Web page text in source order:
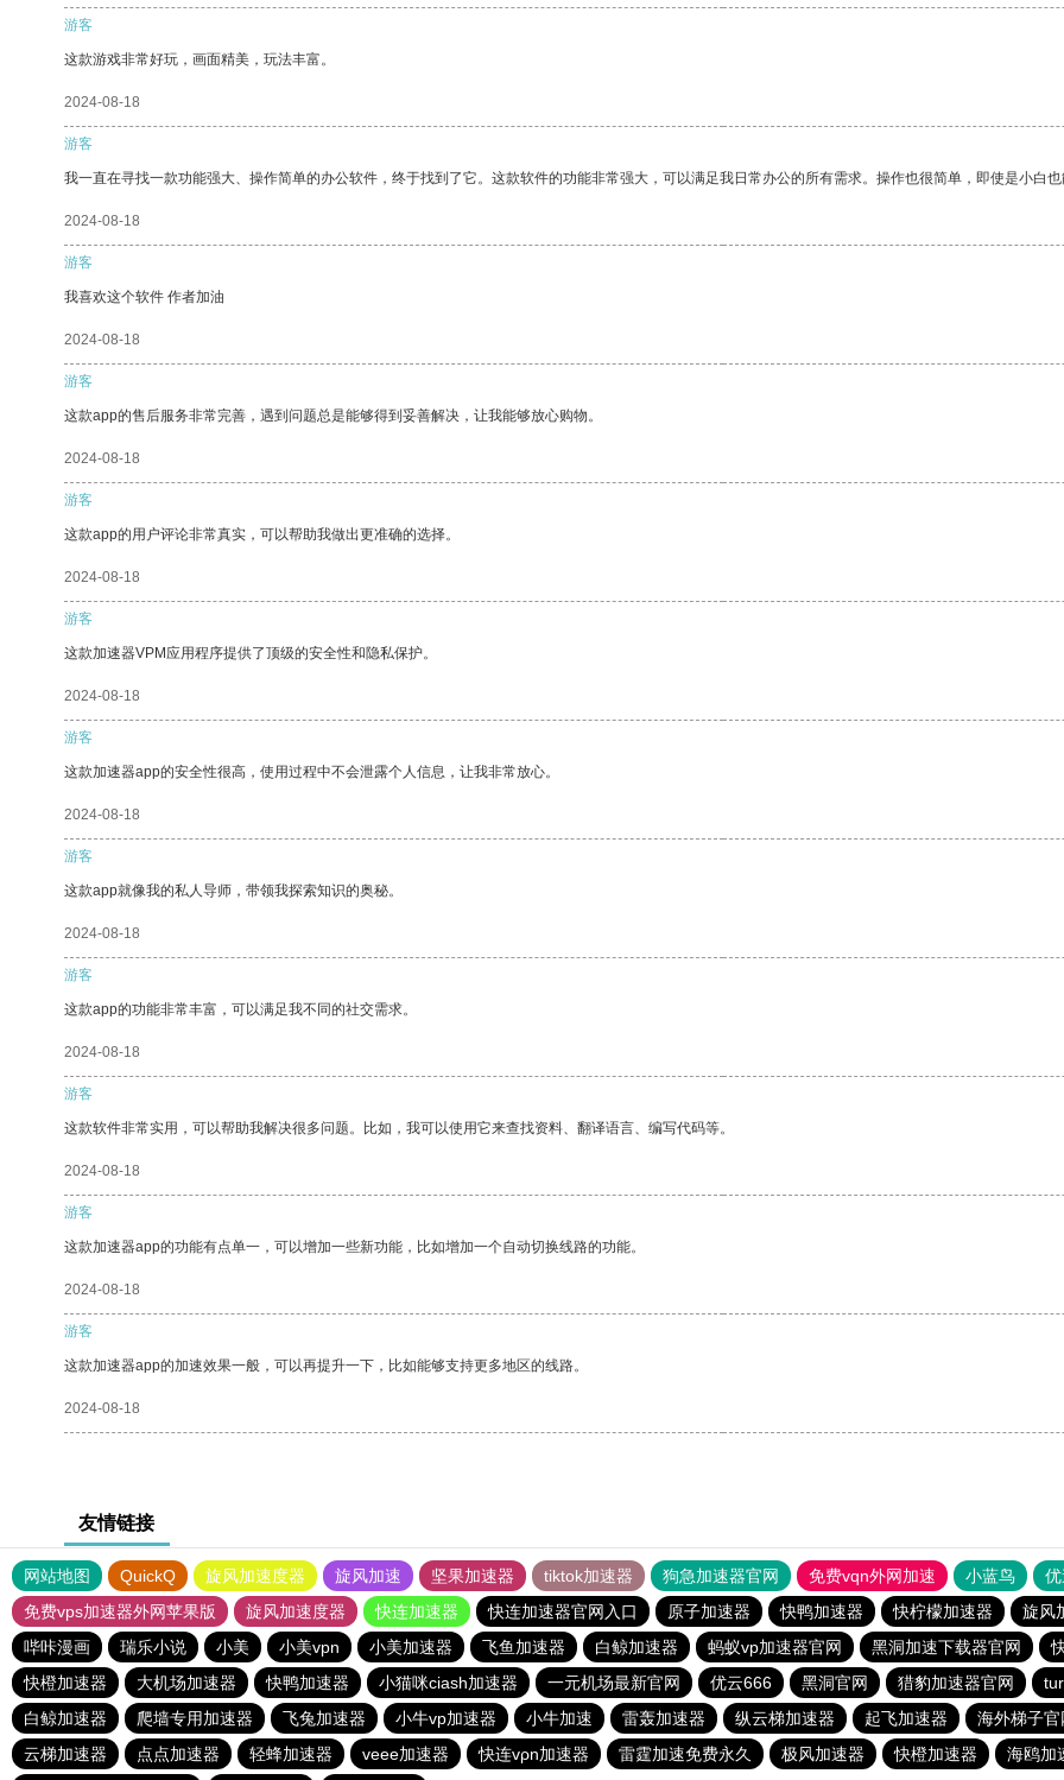
游客
这款游戏非常好玩，画面精美，玩法丰富。
2024-08-18
游客
我一直在寻找一款功能强大、操作简单的办公软件，终于找到了它。这款软件的功能非常强大，可以满足我日常办公的所有需求。操作也很简单，即使是小白也
2024-08-18
游客
我喜欢这个软件 作者加油
2024-08-18
游客
这款app的售后服务非常完善，遇到问题总是能够得到妥善解决，让我能够放心购物。
2024-08-18
游客
这款app的用户评论非常真实，可以帮助我做出更准确的选择。
2024-08-18
游客
这款加速器VPM应用程序提供了顶级的安全性和隐私保护。
2024-08-18
游客
这款加速器app的安全性很高，使用过程中不会泄露个人信息，让我非常放心。
2024-08-18
游客
这款app就像我的私人导师，带领我探索知识的奥秘。
2024-08-18
游客
这款app的功能非常丰富，可以满足我不同的社交需求。
2024-08-18
游客
这款软件非常实用，可以帮助我解决很多问题。比如，我可以使用它来查找资料、翻译语言、编写代码等。
2024-08-18
游客
这款加速器app的功能有点单一，可以增加一些新功能，比如增加一个自动切换线路的功能。
2024-08-18
游客
这款加速器app的加速效果一般，可以再提升一下，比如能够支持更多地区的线路。
2024-08-18
友情链接
网站地图 QuickQ 旋风加速度器 旋风加速 坚果加速器 tiktok加速器 狗急加速器官网 免费vqn外网加速 小蓝鸟
免费vps加速器外网苹果版
旋风加速度器 快连加速器 快连加速器官网入口 原子加速器 快鸭加速器 快柠檬加速器 旋风
哔咔漫画
瑞乐小说 小美 小美vpn 小美加速器 飞鱼加速器 白鲸加速器 蚂蚁vp加速器官网 黑洞加速下载器官网
快橙加速器
大机场加速器 快鸭加速器 小猫咪ciash加速器 一元机场最新官网 优云666 黑洞官网 猎豹加速器官网
白鲸加速器
爬墙专用加速器 飞兔加速器 小牛vp加速器 小牛加速 雷轰加速器 纵云梯加速器 起飞加速器 海外梯子官
云梯加速器
点点加速器 轻蜂加速器 veee加速器 快连vρn加速器 雷霆加速免费永久 极风加速器 快橙加速器 海鸥加